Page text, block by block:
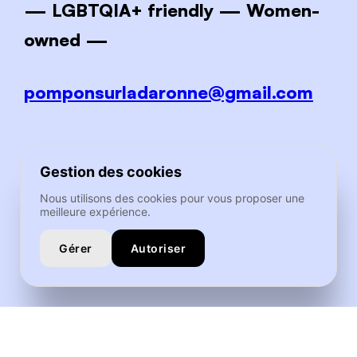
Gestion des cookies
Nous utilisons des cookies pour vous proposer une
meilleure expérience.
Gérer Autoriser
— LGBTQIA+ friendly — Women-
owned —
pomponsurladaronne@gmail.com
@pompon.surladaronne